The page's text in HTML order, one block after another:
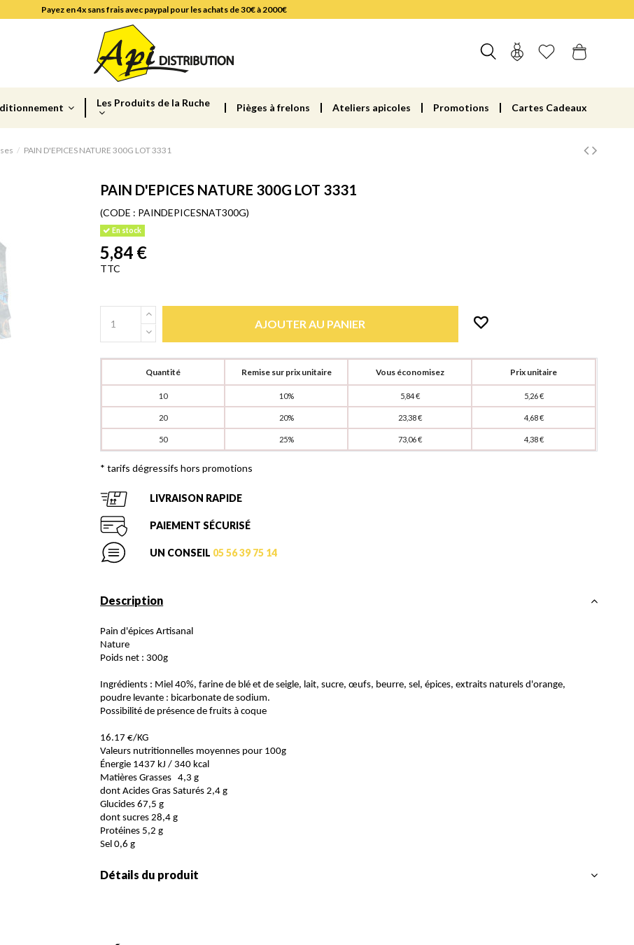
Payez en 4x sans frais avec paypal pour les achats de 30€ à 2000€
Les Produits de la Ruche Pièges à frelons Ateliers apicoles Promotions Cartes Cadeaux
PAIN D'EPICES NATURE 300G LOT 3331
PAIN D'EPICES NATURE 300G LOT 3331
(CODE : PAINDEPICESNAT300G)
En stock
5,84 €
TTC
AJOUTER AU PANIER
Quantité Remise sur prix unitaire Vous économisez Prix unitaire
10 10% 5,84 € 5,26 €
20 20% 23,38 € 4,68 €
50 25% 73,06 € 4,38 €
* tarifs dégressifs hors promotions
LIVRAISON RAPIDE
PAIEMENT SÉCURISÉ
UN CONSEIL 05 56 39 75 14
Description
Pain d'épices Artisanal
Nature
Poids net : 300g
Ingrédients : Miel 40%, farine de blé et de seigle, lait, sucre, œufs, beurre, sel, épices, extraits naturels d'orange,
poudre levante : bicarbonate de sodium.
Possibilité de présence de fruits à coque
16.17 €/KG
Valeurs nutritionnelles moyennes pour 100g
Énergie 1437 kJ / 340 kcal
Matières Grasses 4,3 g
dont Acides Gras Saturés 2,4 g
Glucides 67,5 g
dont sucres 28,4 g
Protéines 5,2 g
Sel 0,6 g
Détails du produit